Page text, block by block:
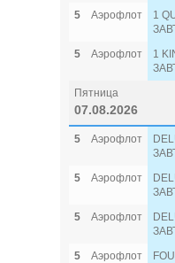
5
Аэрофлот
1
5
Аэрофлот
1
Пятница
07.08.2026
5 Аэрофлот
5
Аэрофлот
5
Аэрофлот
5
Аэрофлот